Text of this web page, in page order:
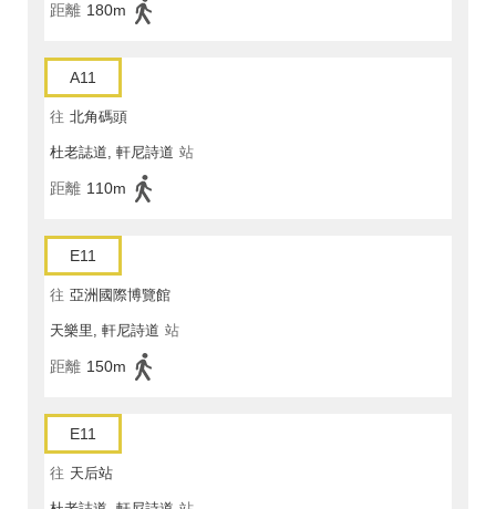
距離 180m
A11
往 北角碼頭
杜老誌道, 軒尼詩道 站
距離 110m
E11
往 亞洲國際博覽館
天樂里, 軒尼詩道 站
距離 150m
E11
往 天后站